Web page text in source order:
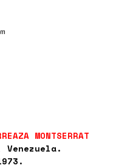
MONTSERRAT
Venezuela.